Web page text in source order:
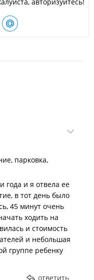
парковка,
года и я отвела ее
в тот день было
45 минут очень
ходить на
и стоимость
и небольшая
группе ребенку
ответить